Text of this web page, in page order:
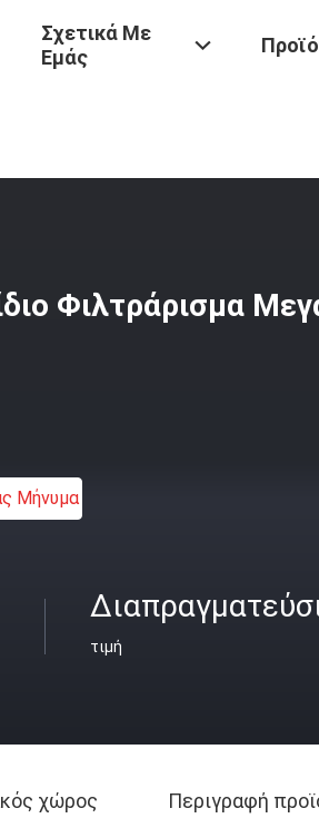
Σχετικά Με
Εμάς
Baghouse
Φιλτράρισμα
Μήνυμα
τιμή
χώρος Περιγραφή